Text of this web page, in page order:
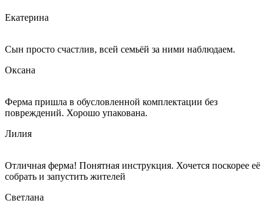
Екатерина
Сын просто счастлив, всей семьёй за ними наблюдаем.
Оксана
Ферма пришла в обусловленной комплектации без
повреждений. Хорошо упакована.
Лилия
Отличная ферма! Понятная инструкция. Хочется поскорее её
собрать и запустить жителей
Светлана